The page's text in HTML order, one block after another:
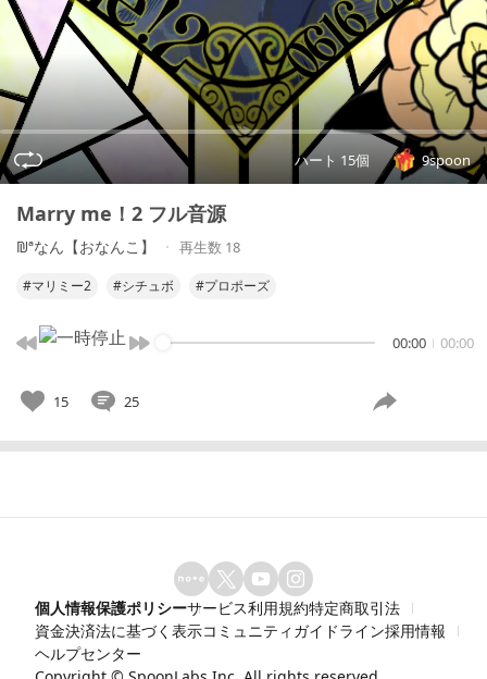
ハート 15個 9spoon
Marry me！2 フル音源
₪ªなん【おなんこ】 再生数 18
#マリミー2 #シチュボ #プロポーズ
00:00 00:00
15 25
個人情報保護ポリシーサービス利用規約特定商取引法
資金決済法に基づく表示コミュニティガイドライン採用情報
ヘルプセンター